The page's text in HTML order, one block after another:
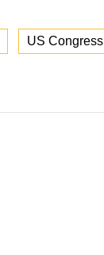
US Congress